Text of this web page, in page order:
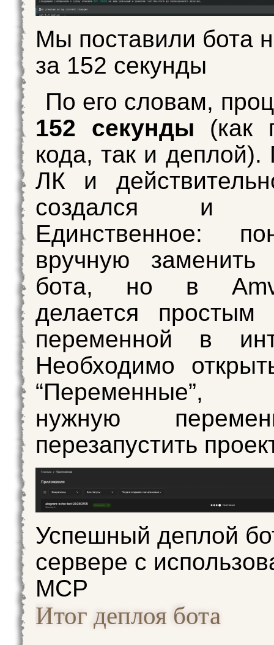
Мы поставили бота
за 152 секунды
По его словам,
152 секунды (как
кода, так и
ЛК и
создался и
Единственное:
вручную заменить
бота, но в
делается простым
переменной в
Необходимо
“Переменные”,
нужную
перезапустить
Успешный деплой
сервере с
MCP
Итог деплоя бота